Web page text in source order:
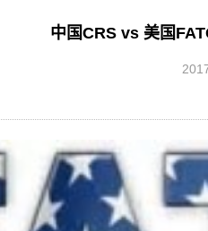
中国CRS vs 美国